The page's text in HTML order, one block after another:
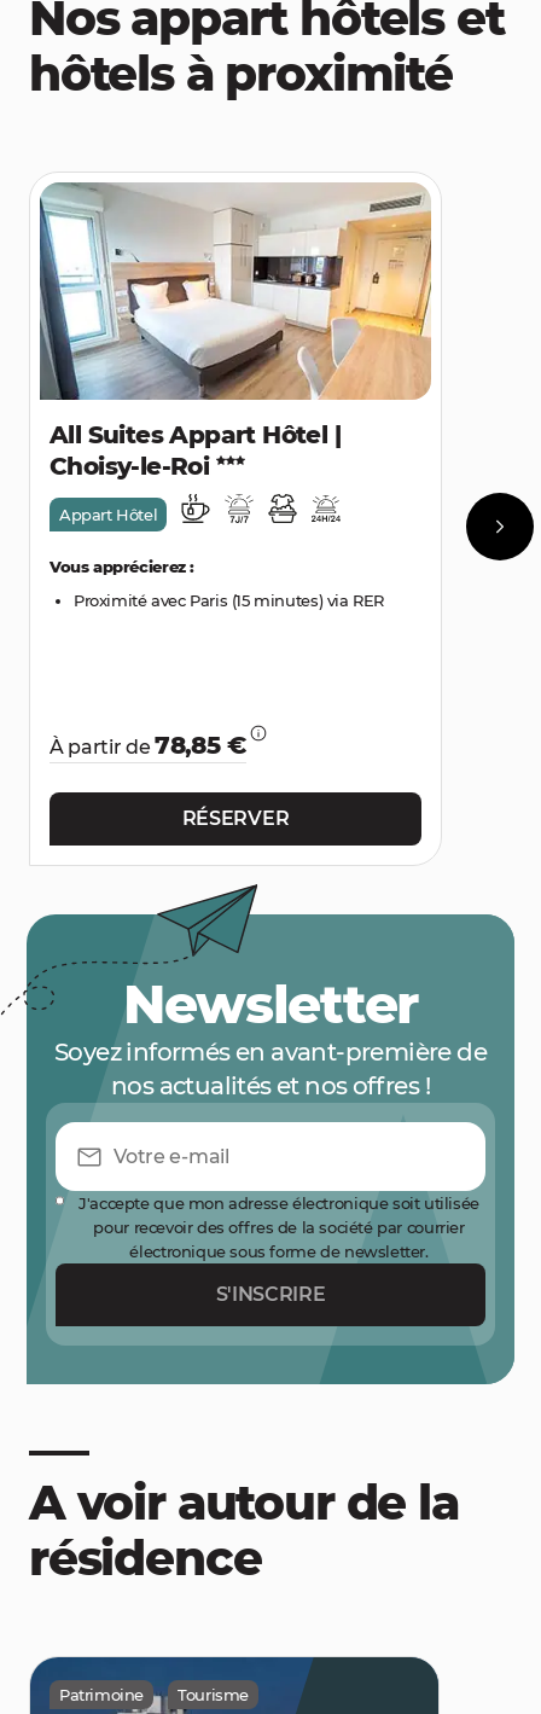
Nos appart hôtels et
hôtels à proximité
All Suites Appart Hôtel |
Choisy-le-Roi
Appart Hôtel
Vous apprécierez :
Proximité avec Paris (15 minutes) via RER
À partir de78,85 €
RÉSERVER
Newsletter
Soyez informés en avant-première de
nos actualités et nos offres !
J'accepte que mon adresse électronique soit utilisée
pour recevoir des offres de la société par courrier
électronique sous forme de newsletter.
S'INSCRIRE
A voir autour de la
résidence
Patrimoine Tourisme